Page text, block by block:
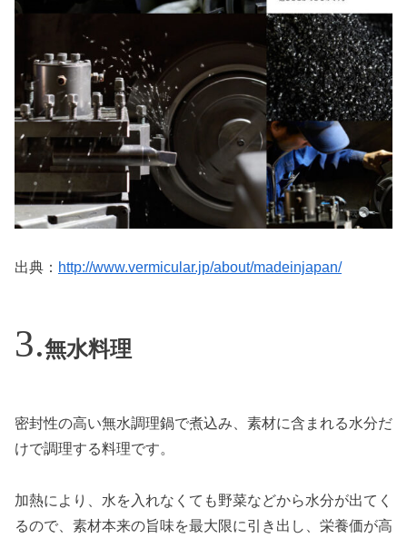
出典： http://www.vermicular.jp/about/madeinjapan/
無水料理
密封性の高い無水調理鍋で煮込み、素材に含まれる水分だ
けで調理する料理です。
加熱により、水を入れなくても野菜などから水分が出てく
るので、素材本来の旨味を最大限に引き出し、栄養価が高